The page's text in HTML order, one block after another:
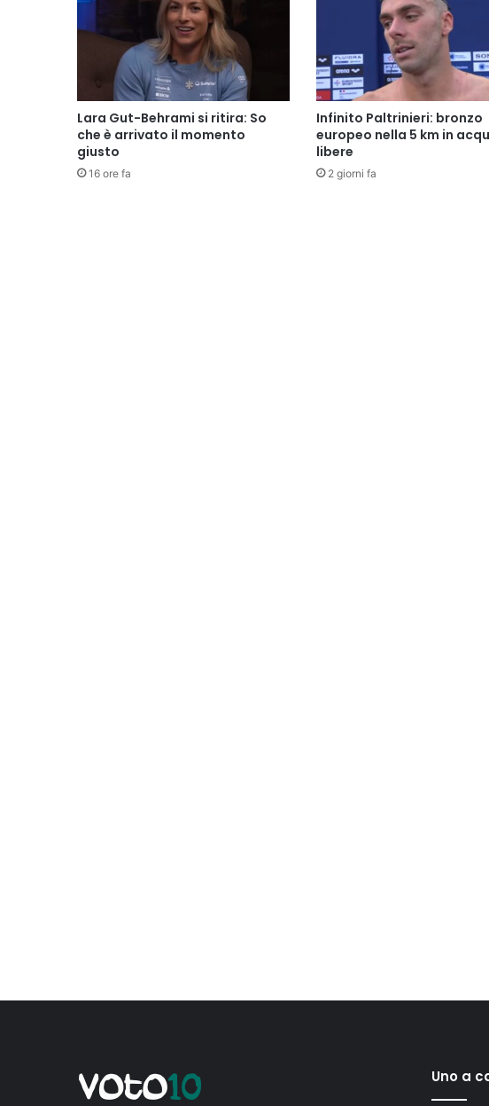
Lara Gut-Behrami si ritira: So
che è arrivato il momento
giusto
16 ore fa
Infinito Paltrinieri: bronzo
europeo nella 5 km in
libere
2 giorni fa
Uno a